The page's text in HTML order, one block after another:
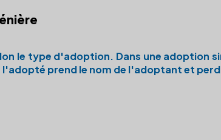
le type d'adoption. Dans une adoption
l'adopté prend le nom de l'adoptant et